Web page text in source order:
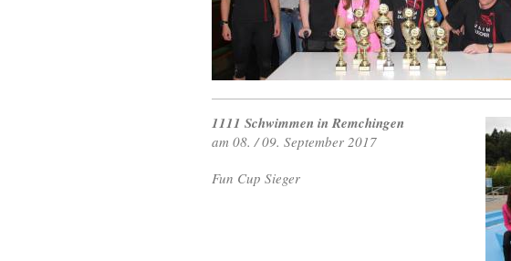
1111 Schwimmen in Remchingen
am 08. / 09. September 2017
Fun Cup Sieger